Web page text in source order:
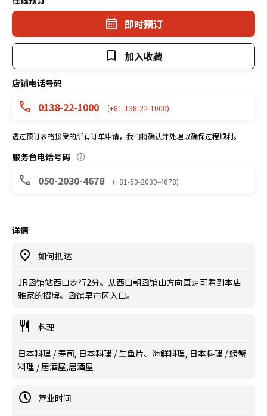
即时预订
加入收藏
店铺电话号码
0138-22-1000 (+81-138-22-1000)
透过预订表格接受的所有订单申请，我们将确认并处理以确保过程顺利。
服务台电话号码
050-2030-4678 (+81-50-2030-4678)
详情
如何抵达
JR函馆站西口步行2分。从西口朝函馆山方向直走可看到本店
雅家的招牌。函馆早市区入口。
料理
日本料理 / 寿司, 日本料理 / 生鱼片、海鲜料理, 日本料理 / 螃蟹
料理 / 居酒屋,居酒屋
营业时间